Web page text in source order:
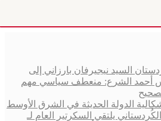
السيد نيجيرفان بارزاني إلى
أحمد الشرع: منعطف سياسي مهم
الدولة الحديثة في الشرق الأوسط
يلتقي السكرتير العام لـ